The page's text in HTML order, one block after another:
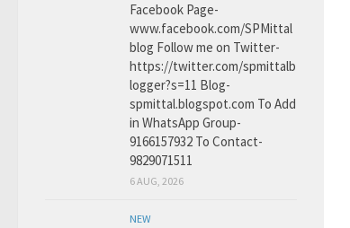
Facebook Page-
www.facebook.com/SPMittal
blog Follow me on Twitter-
https://twitter.com/spmittalb
logger?s=11 Blog-
spmittal.blogspot.com To Add
in WhatsApp Group-
9166157932 To Contact-
9829071511
6 AUG, 2026
NEW